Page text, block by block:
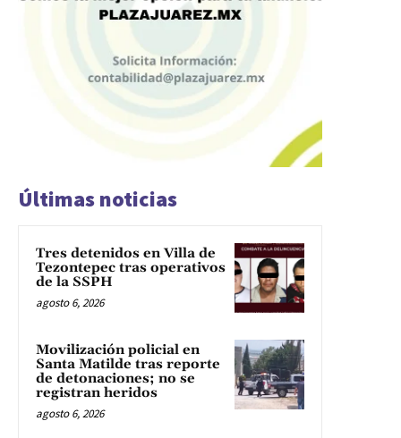
Últimas noticias
Tres detenidos en Villa de
Tezontepec tras operativos
de la SSPH
agosto 6, 2026
Movilización policial en
Santa Matilde tras reporte
de detonaciones; no se
registran heridos
agosto 6, 2026